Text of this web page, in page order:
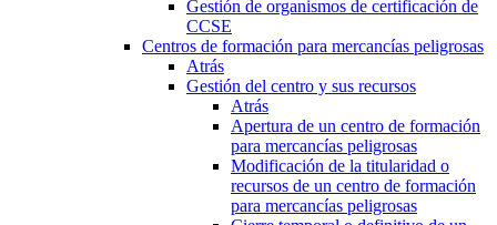
Gestión de organismos de certificación de
CCSE
Centros de formación para mercancías peligrosas
Atrás
Gestión del centro y sus recursos
Atrás
Apertura de un centro de formación
para mercancías peligrosas
Modificación de la titularidad o
recursos de un centro de formación
para mercancías peligrosas